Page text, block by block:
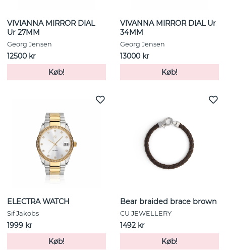
VIVIANNA MIRROR DIAL
Ur 27MM
Georg Jensen
12500 kr
Køb!
VIVANNA MIRROR DIAL Ur
34MM
Georg Jensen
13000 kr
Køb!
ELECTRA WATCH
Sif Jakobs
1999 kr
Køb!
Bear braided brace brown
CU JEWELLERY
1492 kr
Køb!